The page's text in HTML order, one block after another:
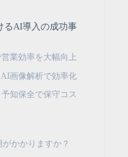
るAI導入の成功事
業効率を大幅向上
画像解析で効率化
知保全で保守コス
かかりますか？